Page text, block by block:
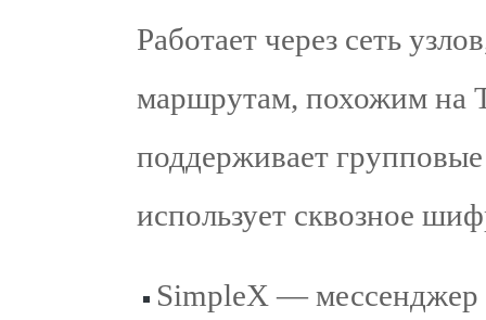
Работает через сеть
маршрутам, похожим на
поддерживает
использует сквозное
SimpleX — мессенджер